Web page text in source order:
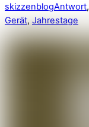
skizzenblogAntwort,
Gerät, Jahrestage